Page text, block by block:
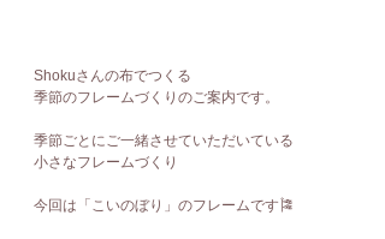
Shokuさんの布でつくる
季節のフレームづくりのご案内です。
季節ごとにご一緒させていただいている
小さなフレームづくり
今回は「こいのぼり」のフレームです🎏